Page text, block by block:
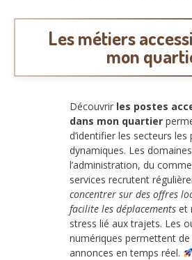
Les métiers
mon
Découvrir les postes
dans mon quartier
d’identifier les secteurs les
dynamiques. Les
l’administration, du
services recrutent
concentrer sur des offres
facilite les déplacements et
stress lié aux trajets. Les
numériques permettent de
annonces en temps réel.